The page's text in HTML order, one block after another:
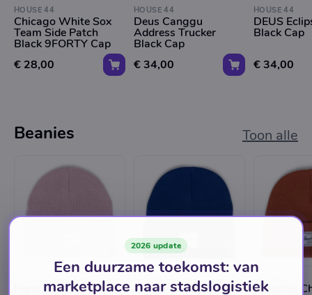
HOUSE 44
Chicago White Sox
Team Side Patch
Black 9FORTY Cap
€ 28,00
HOUSE 44
Deus Canggu
Address Trucker
Black Cap
€ 34,00
HOUSE 44
DEUS
Black Cap
€ 34,00
Beanies Toon alle
Herschel Ash Rose Herschel Bluing Herschel
2026 update
Een duurzame toekomst: van
marketplace naar stadslogistiek